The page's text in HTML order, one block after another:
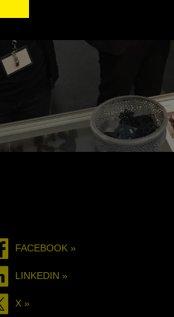
FACEBOOK »
LINKEDIN »
X »